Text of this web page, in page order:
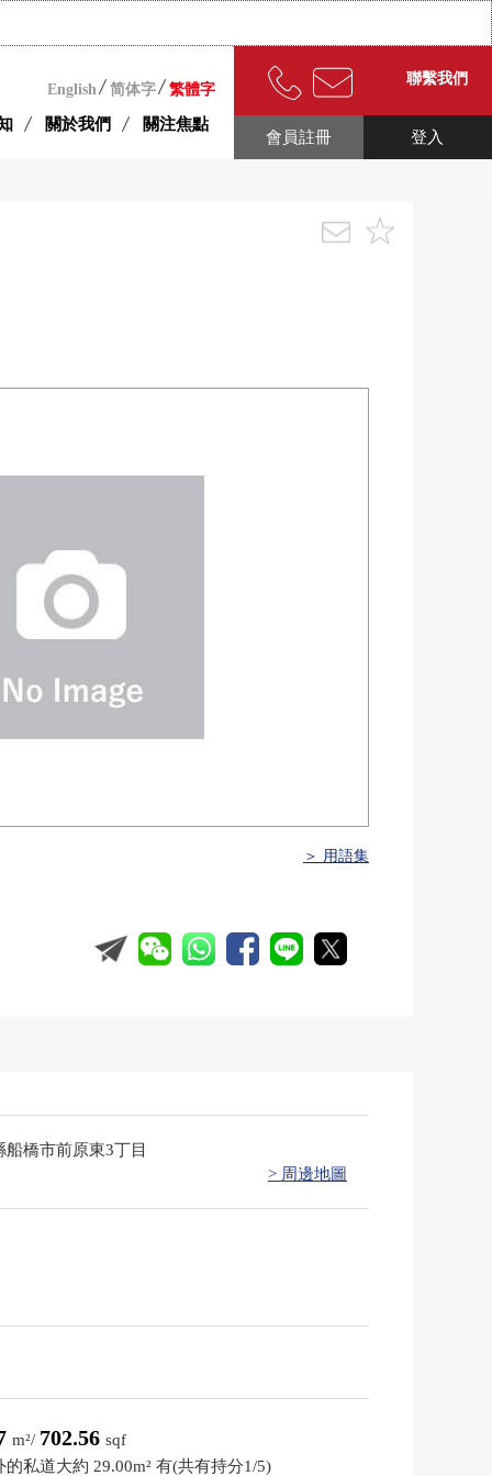
English 简体字 繁體字
關於我們 關注焦點
聯繫我們
登入
會員註冊
＞ 用語集
船橋市前原東3丁目
> 周邊地圖
m²/ 702.56 sqf
私道大約 29.00m² 有(共有持分1/5)